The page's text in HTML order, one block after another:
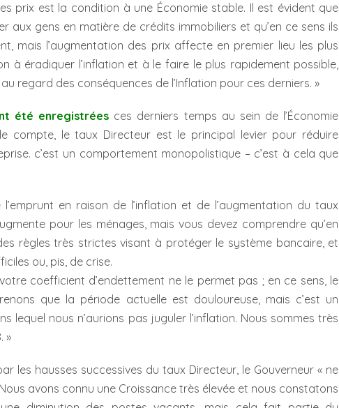
prix est la condition à une Économie stable. Il est évident que
aux gens en matière de crédits immobiliers et qu’en ce sens ils
mais l’augmentation des prix affecte en premier lieu les plus
à éradiquer l’inflation et à le faire le plus rapidement possible,
regard des conséquences de l’Inflation pour ces derniers. »
été enregistrées ces derniers temps au sein de l’Économie
compte, le taux Directeur est le principal levier pour réduire
c’est un comportement monopolistique – c’est à cela que
en raison de l’inflation et de l’augmentation du taux
pour les ménages, mais vous devez comprendre qu’en
règles très strictes visant à protéger le système bancaire, et
ou, pis, de crise.
coefficient d’endettement ne le permet pas ; en ce sens, le
que la période actuelle est douloureuse, mais c’est un
lequel nous n’aurions pas juguler l’inflation. Nous sommes très
»
les hausses successives du taux Directeur, le Gouverneur « ne
avons connu une Croissance très élevée et nous constatons